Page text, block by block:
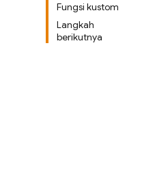
Fungsi kustom
Langkah
berikutnya